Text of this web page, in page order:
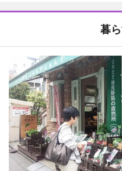
暮